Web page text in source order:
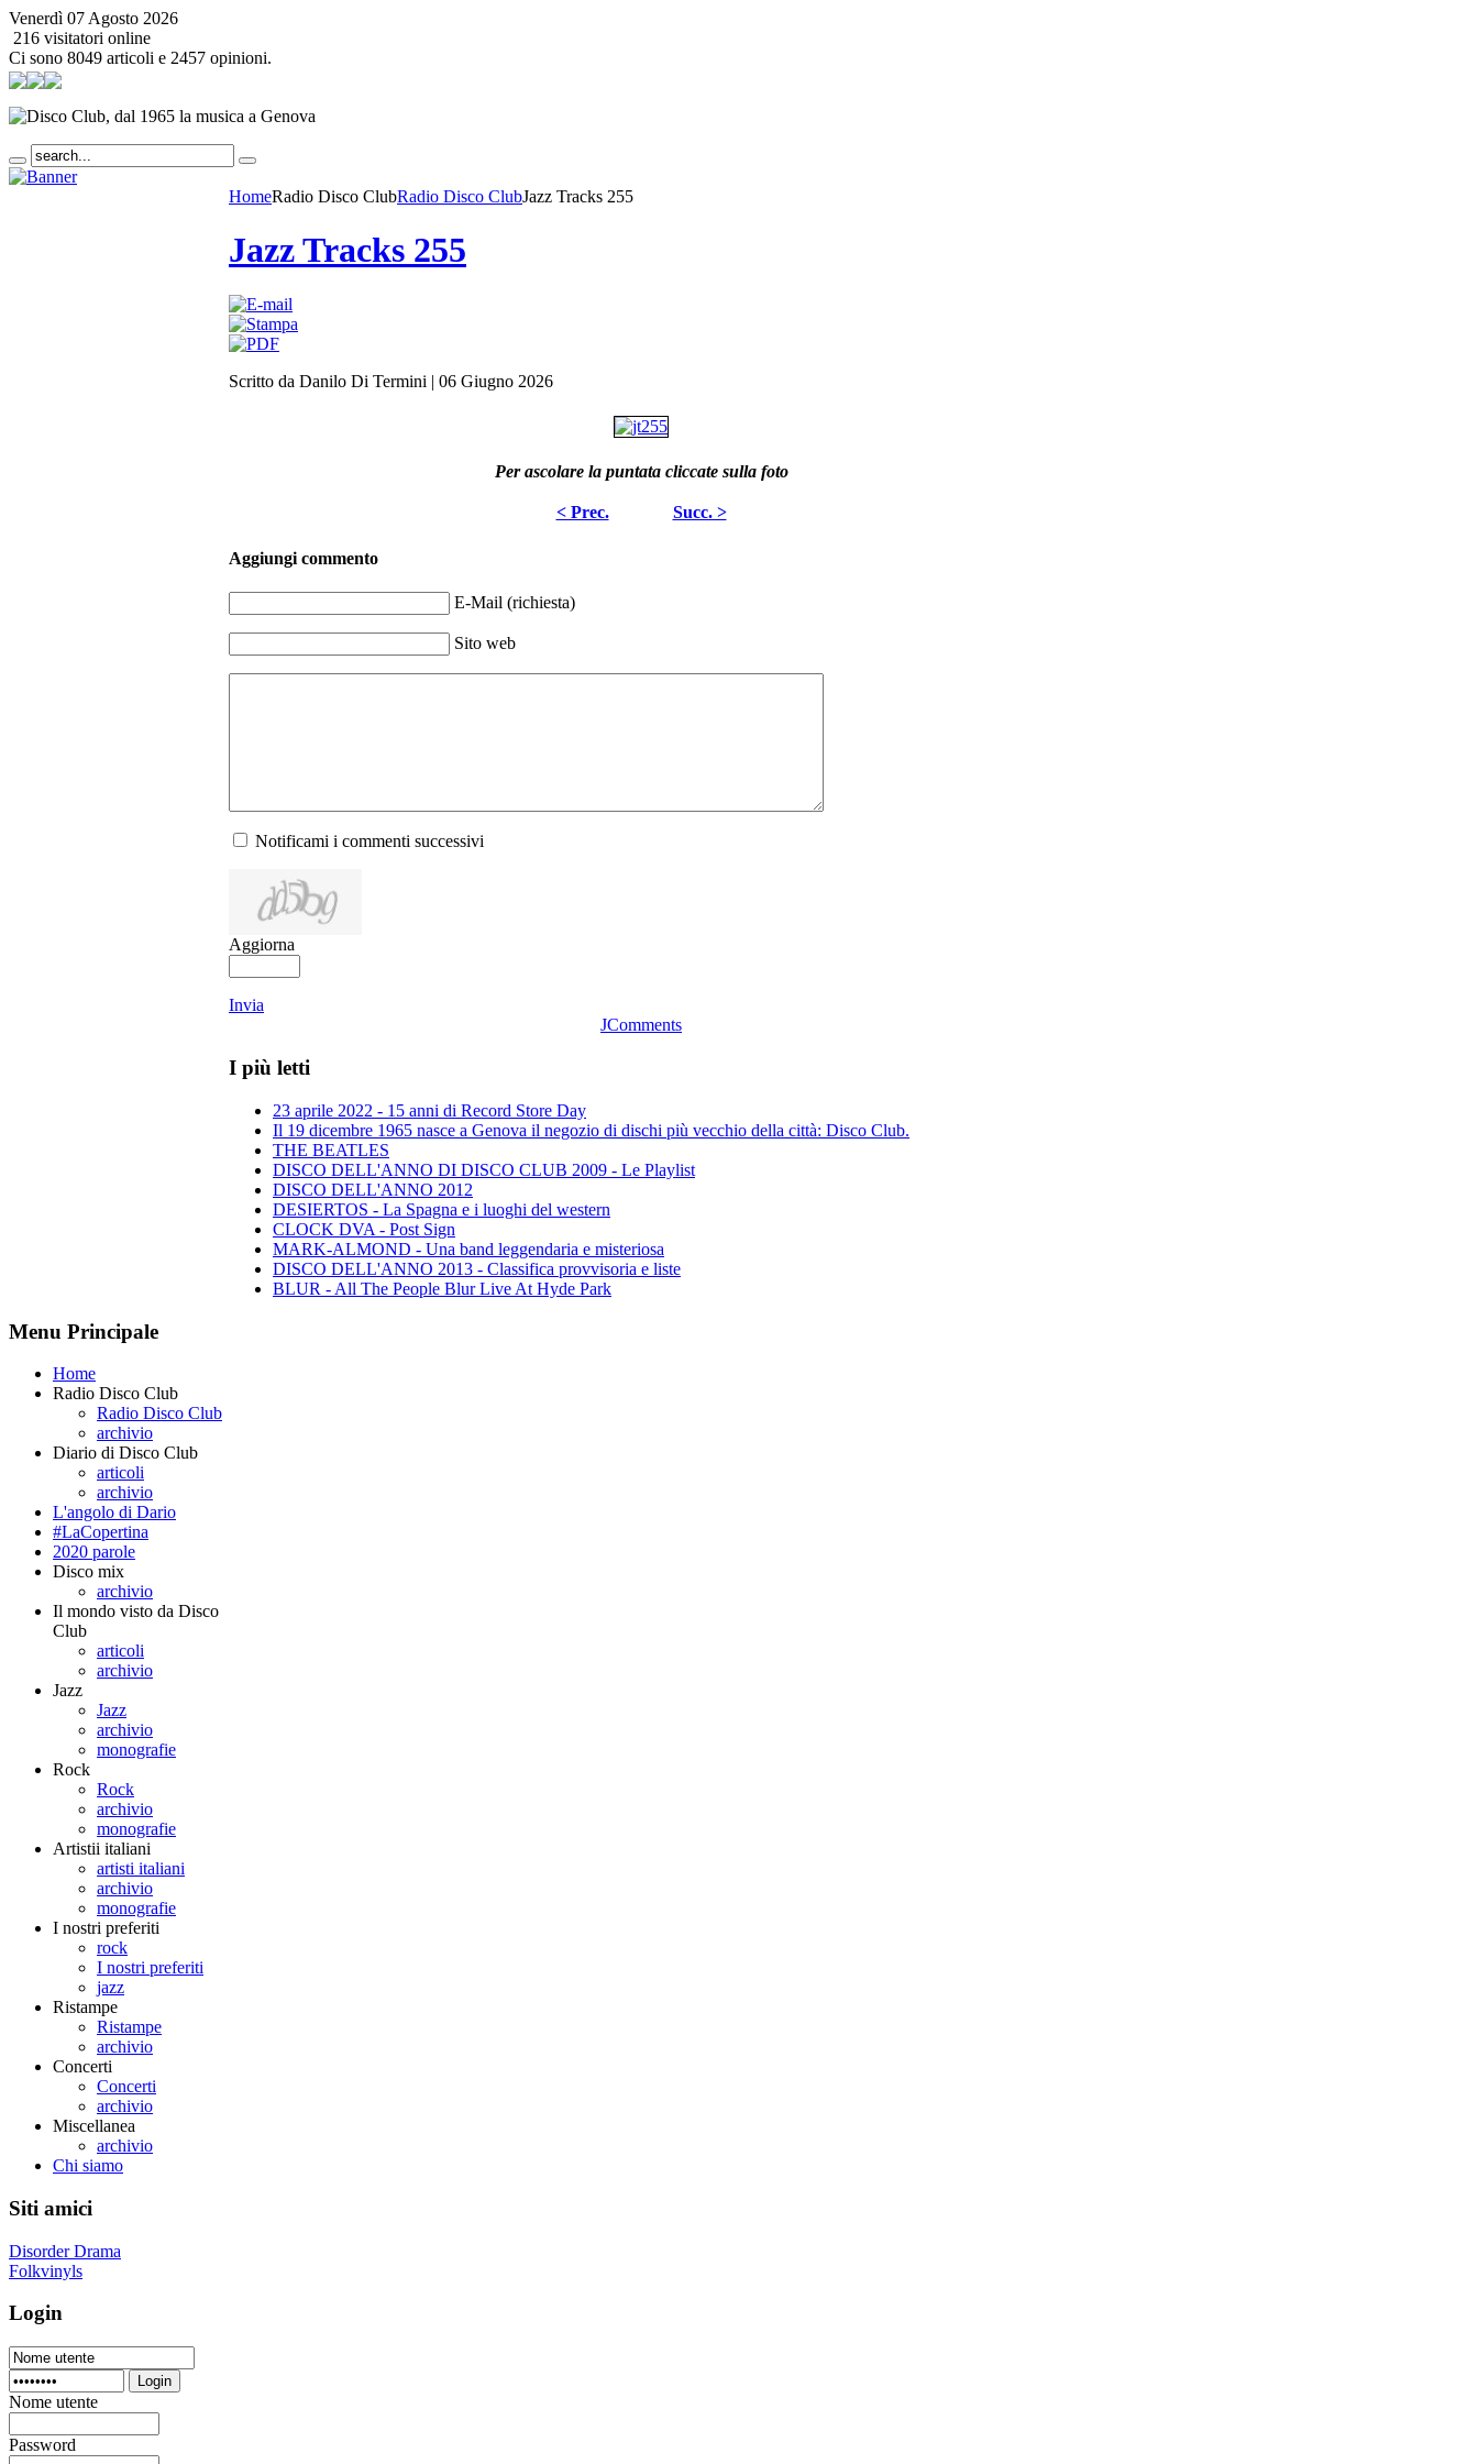
Venerdì 07 Agosto 2026
216 visitatori online
Ci sono 8049 articoli e 2457 opinioni.
HomeRadio Disco ClubRadio Disco ClubJazz Tracks 255
Jazz Tracks 255
Scritto da Danilo Di Termini | 06 Giugno 2026
Per ascolare la puntata cliccate sulla foto
< Prec. Succ. >
Aggiungi commento
E-Mail (richiesta)
Sito web
Notificami i commenti successivi
Aggiorna
Invia
JComments
I più letti
23 aprile 2022 - 15 anni di Record Store Day
Il 19 dicembre 1965 nasce a Genova il negozio di dischi più vecchio della città: Disco Club.
THE BEATLES
DISCO DELL'ANNO DI DISCO CLUB 2009 - Le Playlist
DISCO DELL'ANNO 2012
DESIERTOS - La Spagna e i luoghi del western
CLOCK DVA - Post Sign
MARK-ALMOND - Una band leggendaria e misteriosa
DISCO DELL'ANNO 2013 - Classifica provvisoria e liste
BLUR - All The People Blur Live At Hyde Park
Menu Principale
Home
Radio Disco Club
Radio Disco Club
archivio
Diario di Disco Club
articoli
archivio
L'angolo di Dario
#LaCopertina
2020 parole
Disco mix
archivio
Il mondo visto da Disco
Club
articoli
archivio
Jazz
Jazz
archivio
monografie
Rock
Rock
archivio
monografie
Artistii italiani
artisti italiani
archivio
monografie
I nostri preferiti
rock
I nostri preferiti
jazz
Ristampe
Ristampe
archivio
Concerti
Concerti
archivio
Miscellanea
archivio
Chi siamo
Siti amici
Disorder Drama
Folkvinyls
Login
Login
Nome utente
Password